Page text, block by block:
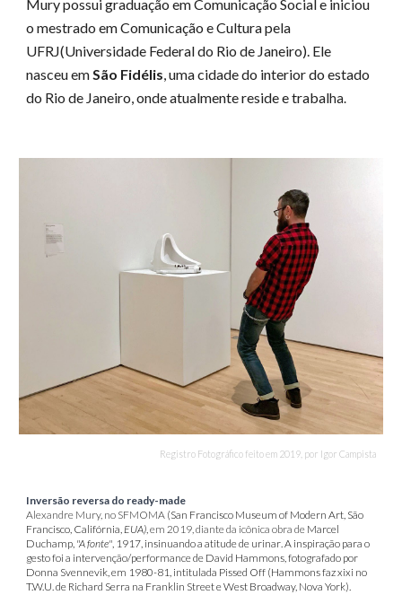
Mury possui graduação em Comunicação Social e iniciou
o mestrado em Comunicação e Cultura pela
UFRJ(Universidade Federal do Rio de Janeiro). Ele
nasceu emSão Fidélis, uma cidade do interior do estado
do Rio de Janeiro, onde atualmente reside e trabalha.
Registro Fotográfico feito em 2019, por Igor Campista
Inversão reversa do ready-made
Alexandre Mury, no SFMOMA (San Francisco Museum of Modern Art, São
Francisco, Califórnia,EUA),em 2019,diante da icônica obra de Marcel
Duchamp, "A fonte", 1917, insinuandoa atitudede urinar. A inspiração para o
gesto foi a intervenção/performance de David Hammons, fotografado por
Donna Svennevik, em 1980-81, intitulada Pissed Off (Hammons faz xixi no
T.W.U. de Richard Serra na Franklin Street e West Broadway, Nova York).